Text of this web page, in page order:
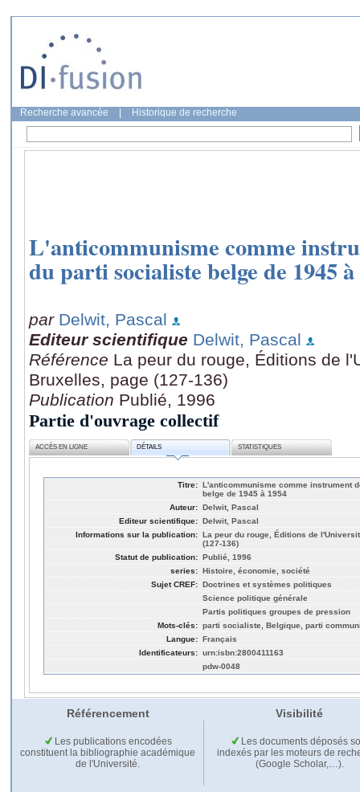
Recherche avancée Historique de recherche
L'anticommunisme comme
du parti socialiste belge de 1945 à
par Delwit, Pascal
Editeur scientifique Delwit, Pascal
Référence La peur du rouge, Éditions de
Bruxelles, page (127-136)
Publication Publié, 1996
Partie d'ouvrage collectif
ACCÈS EN LIGNE DÉTAILS STATISTIQUES
Titre: L'anticommunisme comme instrument
belge de 1945 à 1954
Auteur: Delwit, Pascal
Editeur scientifique: Delwit, Pascal
Informations sur la publication: La peur du rouge, Éditions de
(127-136)
Statut de publication: Publié, 1996
series: Histoire, économie, société
Sujet CREF: Doctrines et systèmes politiques
Science politique générale
Partis politiques groupes de pression
Mots-clés: parti socialiste, Belgique, parti
Langue: Français
Identificateurs: urn:isbn:2800411163
pdw-0048
Référencement Visibilité
Les publications encodées
constituent la bibliographie académique
de l'Université.
Les documents déposés
indexés par les moteurs de
(Google Scholar,…).